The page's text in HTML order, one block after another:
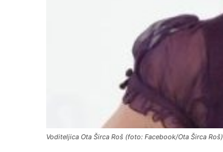
Voditeljica Ota Širca Roš (foto: Facebook/Ota Širca Roš)